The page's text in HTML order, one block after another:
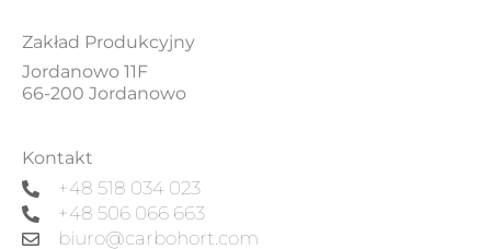
Zakład Produkcyjny
Jordanowo 11F
66-200 Jordanowo
Kontakt
+48 518 034 023
+48 506 066 663
biuro@carbohort.com